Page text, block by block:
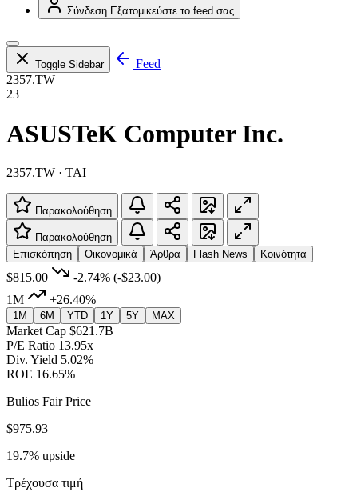
Σύνδεση Εξατομικεύστε το feed σας
Toggle Sidebar
Feed
2357.TW
23
ASUSTeK Computer Inc.
2357.TW · TAI
Παρακολούθηση
Παρακολούθηση
Επισκόπηση
Οικονομικά Άρθρα Flash News Κοινότητα
$815.00 -2.74% (-$23.00)
1M
+26.40%
1M 6M YTD 1Y 5Y MAX
Market Cap $621.7B
P/E Ratio 13.95x
Div. Yield 5.02%
ROE 16.65%
Bulios Fair Price
$975.93
19.7% upside
Τρέχουσα τιμή